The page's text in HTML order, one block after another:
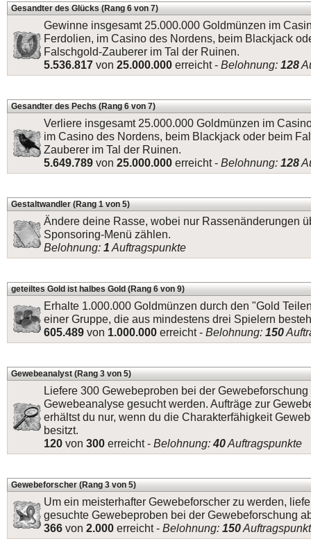
Gesandter des Glücks (Rang 6 von 7)
Gewinne insgesamt 25.000.000 Goldmünzen im
Ferdolien, im Casino des Nordens, beim Blackjack
Falschgold-Zauberer im Tal der Ruinen.
5.536.817 von 25.000.000 erreicht - Belohnung: 128
Gesandter des Pechs (Rang 6 von 7)
Verliere insgesamt 25.000.000 Goldmünzen im
im Casino des Nordens, beim Blackjack oder beim
Zauberer im Tal der Ruinen.
5.649.789 von 25.000.000 erreicht - Belohnung: 128
Gestaltwandler (Rang 1 von 5)
Ändere deine Rasse, wobei nur Rassenänderungen
Sponsoring-Menü zählen.
Belohnung: 1 Auftragspunkte
geteiltes Gold ist halbes Gold (Rang 6 von 9)
Erhalte 1.000.000 Goldmünzen durch den "Gold
einer Gruppe, die aus mindestens drei Spielern
605.489 von 1.000.000 erreicht - Belohnung: 150
Gewebeanalyst (Rang 3 von 5)
Liefere 300 Gewebeproben bei der Gewebeforschung
Gewebeanalyse gesucht werden. Aufträge zur
erhältst du nur, wenn du die Charakterfähigkeit
besitzt.
120 von 300 erreicht - Belohnung:40Auftragspunkte
Gewebeforscher (Rang 3 von 5)
Um ein meisterhafter Gewebeforscher zu werden,
gesuchte Gewebeproben bei der Gewebeforschung
366 von 2.000 erreicht - Belohnung: 150